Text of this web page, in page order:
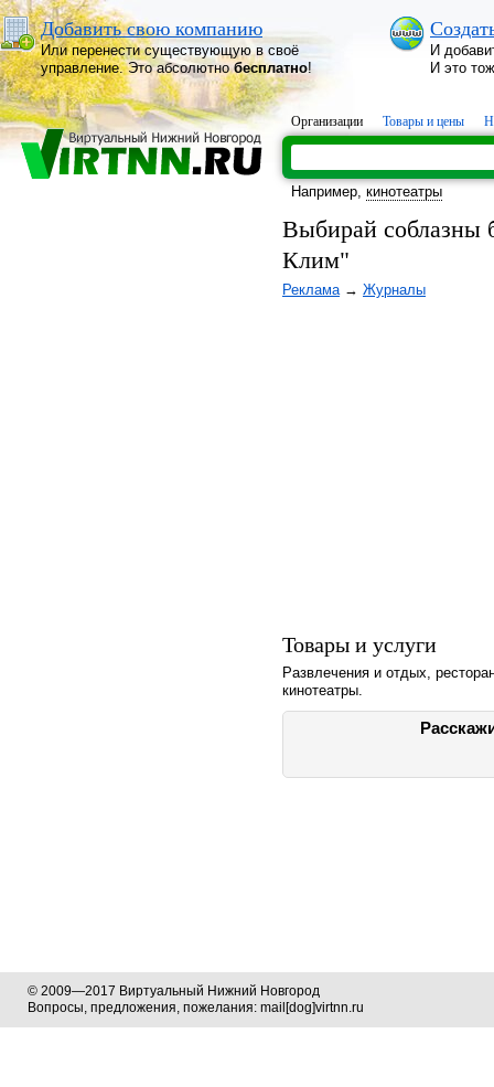
Добавить свою компанию
Или перенести существующую в своё
управление. Это абсолютнобесплатно!
И
И это
Организации Товары и цены
Например, кинотеатры
Выбирай соблазны
Клим"
Реклама→ Журналы
Товары и услуги
Развлечения и отдых,
кинотеатры.
© 2009—2017 Виртуальный Нижний Новгород
Вопросы, предложения, пожелания: mail[dog]virtnn.ru